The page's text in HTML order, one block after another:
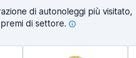
di autonoleggi più visitato,
di settore.